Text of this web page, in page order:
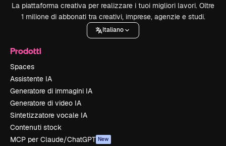
La piattaforma creativa per realizzare i tuoi migliori lavori. Oltre
1 milione di abbonati tra creativi, imprese, agenzie e studi.
Italiano
Prodotti
Spaces
Assistente IA
Generatore di immagini IA
Generatore di video IA
Sintetizzatore vocale IA
Contenuti stock
MCP per Claude/ChatGPT New